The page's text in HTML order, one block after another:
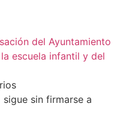
del Ayuntamiento
escuela infantil y del
sin firmarse a